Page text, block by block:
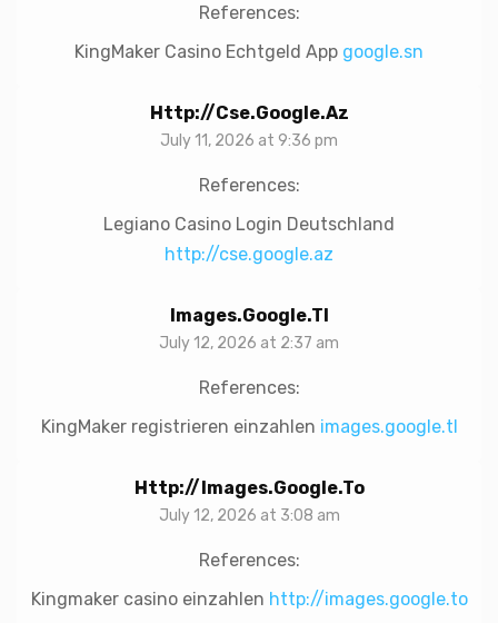
References:
KingMaker Casino Echtgeld App google.sn
Http://cse.google.az
July 11, 2026 at 9:36 pm
References:
Legiano Casino Login Deutschland
http://cse.google.az
Images.google.tl
July 12, 2026 at 2:37 am
References:
KingMaker registrieren einzahlen images.google.tl
Http://images.google.to
July 12, 2026 at 3:08 am
References:
Kingmaker casino einzahlen http://images.google.to